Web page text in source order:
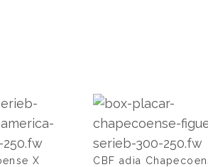
X
CBF adia